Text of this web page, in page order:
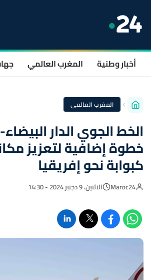
أخبار وطنية المغرب العالمي
المغرب العالمي
الخط الجوي الدار
خطوة إضافية لتعزيز
كبوابة نحو إفريقيا
Maroc24 الاثنين، 9 دجنبر 2024 - 14:30